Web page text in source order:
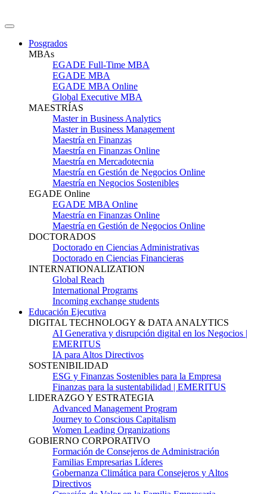
Posgrados
MBAs
EGADE Full-Time MBA
EGADE MBA
EGADE MBA Online
Global Executive MBA
MAESTRÍAS
Master in Business Analytics
Master in Business Management
Maestría en Finanzas
Maestría en Finanzas Online
Maestría en Mercadotecnia
Maestría en Gestión de Negocios Online
Maestría en Negocios Sostenibles
EGADE Online
EGADE MBA Online
Maestría en Finanzas Online
Maestría en Gestión de Negocios Online
DOCTORADOS
Doctorado en Ciencias Administrativas
Doctorado en Ciencias Financieras
INTERNATIONALIZATION
Global Reach
International Programs
Incoming exchange students
Educación Ejecutiva
DIGITAL TECHNOLOGY & DATA ANALYTICS
AI Generativa y disrupción digital en los Negocios |
EMERITUS
IA para Altos Directivos
SOSTENIBILIDAD
ESG y Finanzas Sostenibles para la Empresa
Finanzas para la sustentabilidad | EMERITUS
LIDERAZGO Y ESTRATEGIA
Advanced Management Program
Journey to Conscious Capitalism
Women Leading Organizations
GOBIERNO CORPORATIVO
Formación de Consejeros de Administración
Familias Empresarias Líderes
Gobernanza Climática para Consejeros y Altos
Directivos